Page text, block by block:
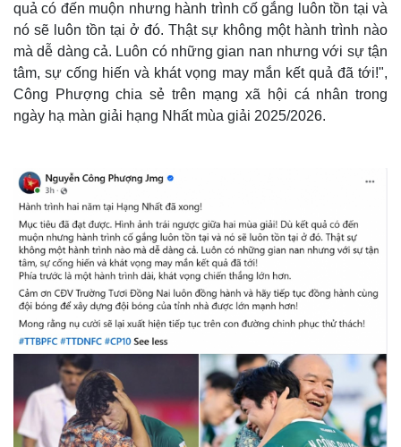
quả có đến muộn nhưng hành trình cố gắng luôn tồn tại và
nó sẽ luôn tồn tại ở đó. Thật sự không một hành trình nào
mà dễ dàng cả. Luôn có những gian nan nhưng với sự tận
tâm, sự cống hiến và khát vọng may mắn kết quả đã tới!",
Công Phượng chia sẻ trên mạng xã hội cá nhân trong
ngày hạ màn giải hạng Nhất mùa giải 2025/2026.